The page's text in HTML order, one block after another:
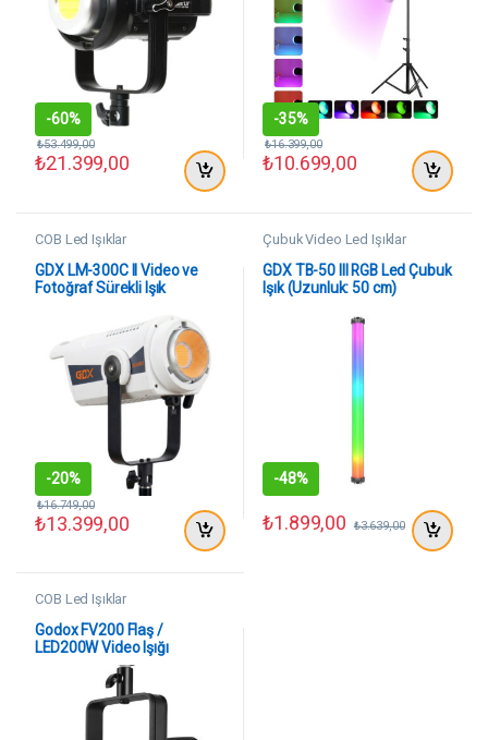
-60%
₺21.399,00
₺53.499,00
-35%
₺10.699,00
₺16.399,00
COB Led Işıklar
GDX LM-300C II Video ve
Fotoğraf Sürekli Işık
-20%
₺13.399,00
₺16.749,00
Çubuk Video Led Işıklar
GDX TB-50 III RGB Led Çubuk
Işık (Uzunluk: 50 cm)
-48%
₺1.899,00 ₺3.639,00
COB Led Işıklar
Godox FV200 Flaş /
LED200W Video Işığı